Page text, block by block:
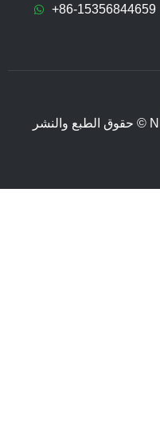
+86-15356844659
حقوق الطبع والنشر © Ningbo Daohong Machine Co., Ltd.